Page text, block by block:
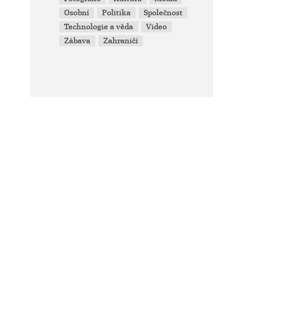
Osobní
Politika
Společnost
Technologie a věda
Video
Zábava
Zahraničí